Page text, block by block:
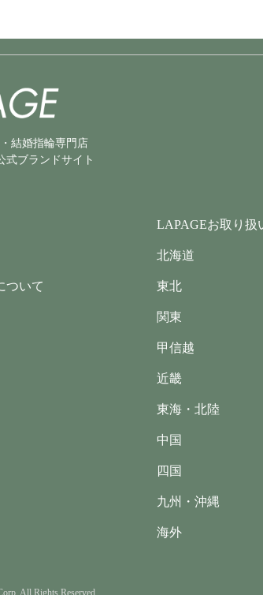
結婚指輪専門店
式ブランドサイト
ついて
LAPAGEお取り扱
北海道
東北
関東
甲信越
近畿
東海・北陸
中国
四国
九州・沖縄
海外
All Rights Reserved.